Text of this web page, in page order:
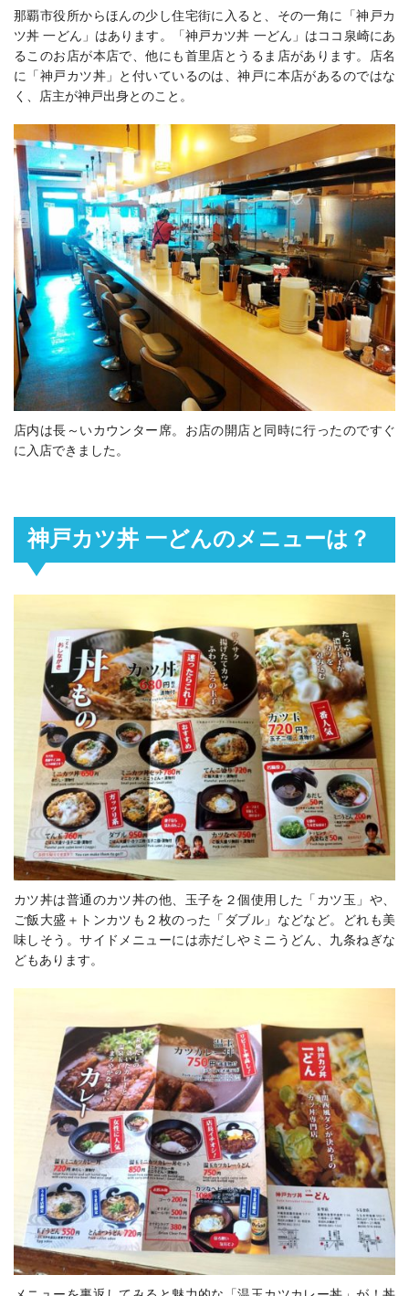
那覇市役所からほんの少し住宅街に入ると、その一角に「神戸カ
ツ丼 一どん」はあります。「神戸カツ丼 一どん」はココ泉崎にあ
るこのお店が本店で、他にも首里店とうるま店があります。店名
に「神戸カツ丼」と付いているのは、神戸に本店があるのではな
く、店主が神戸出身とのこと。
店内は長～いカウンター席。お店の開店と同時に行ったのですぐ
に入店できました。
神戸カツ丼 一どんのメニューは？
カツ丼は普通のカツ丼の他、玉子を２個使用した「カツ玉」や、
ご飯大盛＋トンカツも２枚のった「ダブル」などなど。どれも美
味しそう。サイドメニューには赤だしやミニうどん、九条ねぎな
どもあります。